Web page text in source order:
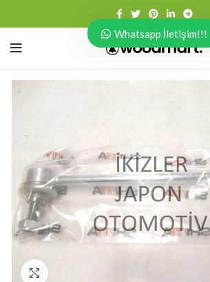
Whatsapp İletişim!!!